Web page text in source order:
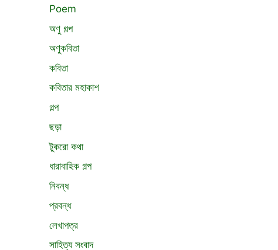
Poem
অণু গল্প
অণুকবিতা
কবিতা
কবিতার মহাকাশ
গল্প
ছড়া
টুকরো কথা
ধারাবাহিক গল্প
নিবন্ধ
প্রবন্ধ
লেখাপত্র
সাহিত্য সংবাদ